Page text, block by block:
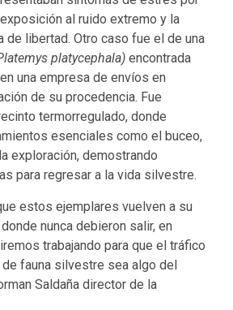
al ruido extremo y la
de libertad. Otro caso fue el de una
platycephala) encontrada
una empresa de envíos en
de su procedencia. Fue
termorregulado, donde
esenciales como el buceo,
exploración, demostrando
para regresar a la vida silvestre.
estos ejemplares vuelven a su
nunca debieron salir, en
trabajando para que el tráfico
fauna silvestre sea algo del
Saldaña director de la